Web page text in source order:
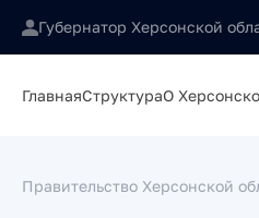
Губернатор Херсонской
ГлавнаяСтруктураО
Правительство Херсонской